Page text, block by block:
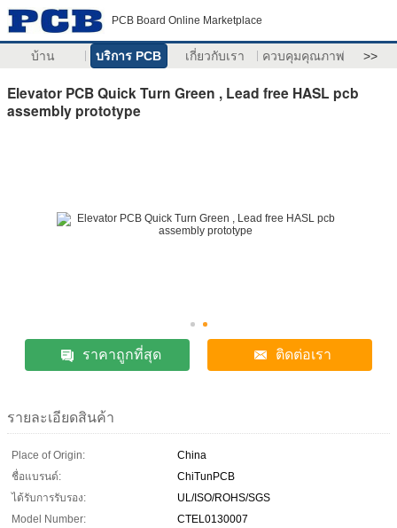
PCB Board Online Marketplace
บ้าน บริการ PCB เกี่ยวกับเรา ควบคุมคุณภาพ >>
Elevator PCB Quick Turn Green , Lead free HASL pcb
assembly prototype
ราคาถูกที่สุด ติดต่อเรา
รายละเอียดสินค้า
Place of Origin:
China
ชื่อแบรนด์:
ChiTunPCB
ได้รับการรับรอง:
UL/ISO/ROHS/SGS
Model Number:
CTEL0130007